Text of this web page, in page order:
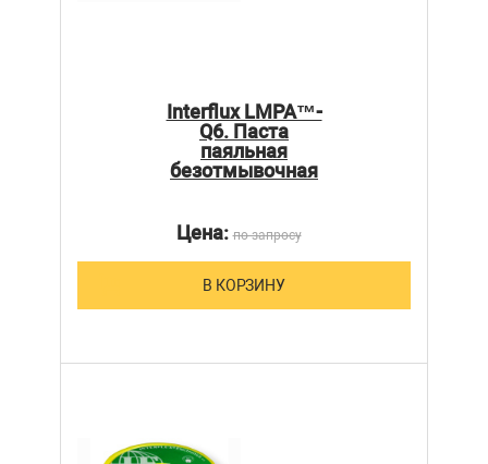
Interflux LMPA™-
Q6. Паста
паяльная
безотмывочная
Цена:по запросу
В КОРЗИНУ